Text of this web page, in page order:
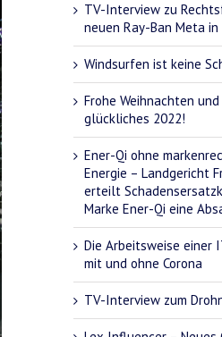
TV-Interview zu
neuen Ray-Ban Meta
Windsurfen ist keine
Frohe Weihnachten und
glückliches 2022!
Ener-Qi ohne
Energie – Landgericht
erteilt
Marke Ener-Qi eine
Die Arbeitsweise einer
mit und ohne Corona
TV-Interview zum